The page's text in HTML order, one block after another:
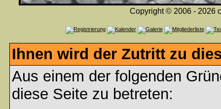
Copyright © 2006 - 2026
Ihnen wird der Zutritt zu
Aus einem der folgenden
diese Seite zu betreten: